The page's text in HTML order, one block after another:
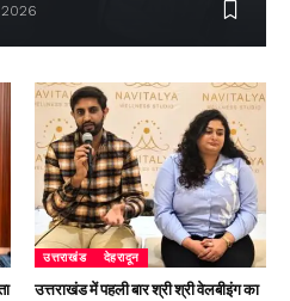
उत्तराखंड देहरादून
उत्तराखंड में पहली बार श्री श्री वेलबीइंग का